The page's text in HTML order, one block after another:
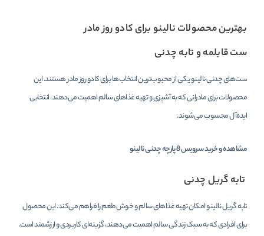
بهترین محصولات نالینو برای کادو روز مادر
ست قابلمه و تابه چدنی
ست‌های چدنی نالینو یکی از محبوب‌ترین انتخاب‌ها برای کادو روز مادر هستند. این
محصولات برای مادرانی که به آشپزی و تهیه غذاهای سالم اهمیت می‌دهند، انتخابی
ایده‌آل محسوب می‌شوند.
مشاهده و خریدسرویس 8 پارچه چدنی نالینو
تابه گریل چدنی
تابه گریل نالینو امکان تهیه غذاهای سالم و خوش‌طعم را فراهم می‌کند. این محصول
برای افرادی که به سبک زندگی سالم اهمیت می‌دهند، گزینه‌ای کاربردی و ارزشمند است.